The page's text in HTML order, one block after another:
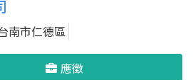
南市仁德區
應徵